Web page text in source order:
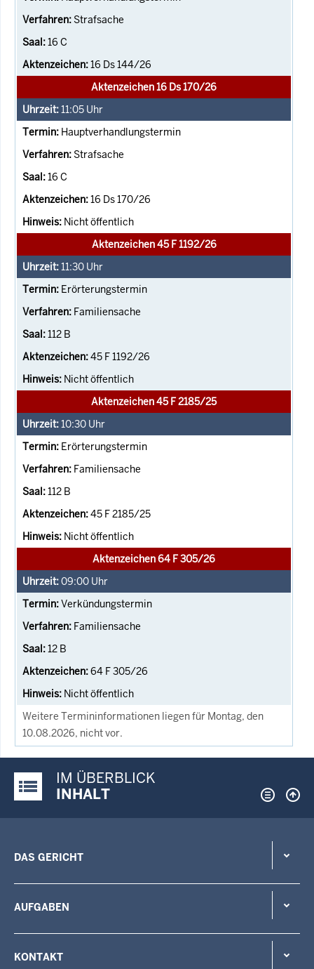
Strafsache
16 C
16 Ds 144/26
Aktenzeichen 16 Ds 170/26
11:05 Uhr
Hauptverhandlungstermin
Strafsache
16 C
16 Ds 170/26
Nicht öffentlich
Aktenzeichen 45 F 1192/26
11:30 Uhr
Erörterungstermin
Familiensache
112 B
45 F 1192/26
Nicht öffentlich
Aktenzeichen 45 F 2185/25
10:30 Uhr
Erörterungstermin
Familiensache
112 B
45 F 2185/25
Nicht öffentlich
Aktenzeichen 64 F 305/26
09:00 Uhr
Verkündungstermin
Familiensache
12 B
64 F 305/26
Nicht öffentlich
Weitere Termininformationen liegen für Montag, den
10.08.2026, nicht vor.
Justiz-Portal im Überblick:
IM ÜBERBLICK
INHALT
DAS GERICHT
AUFGABEN
KONTAKT